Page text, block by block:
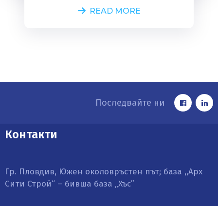
READ MORE
Последвайте ни
Контакти
Гр. Пловдив, Южен околовръстен път; база ,,Арх
Сити Строй“ – бивша база „Хъс”